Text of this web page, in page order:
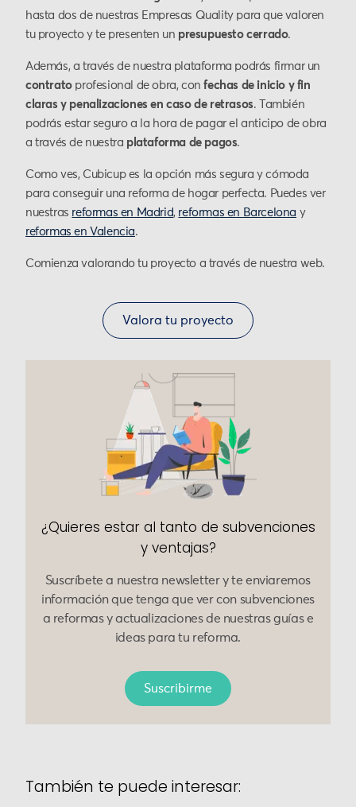
hasta dos de nuestras Empresas Quality para que valoren
tu proyecto y te presenten un presupuesto cerrado.
Además, a través de nuestra plataforma podrás firmar un
contrato profesional de obra, confechas de inicio y fin
claras y penalizaciones en caso de retrasos. También
podrás estar seguro a la hora de pagar el anticipo de obra
a través de nuestra plataforma de pagos.
Como ves, Cubicup es la opción más segura y cómoda
para conseguir una reforma de hogar perfecta. Puedes ver
nuestras reformas en Madrid, reformas en Barcelona y
reformas en Valencia.
Comienza valorando tu proyecto a través de nuestra web.
Valora tu proyecto
¿Quieres estar al tanto de subvenciones
y ventajas?
Suscríbete a nuestra newsletter y te enviaremos
información que tenga que ver con subvenciones
a reformas y actualizaciones de nuestras guías e
ideas para tu reforma.
Suscribirme
También te puede interesar: